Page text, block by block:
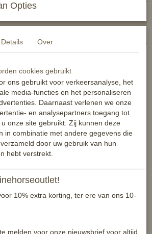
aan 1 zijde strass afwerking!
rood, paars, lichtblauw, grijs en zwart
voorkomt glijden
Opties
Details Over
cookies gebruikt
ons gebruikt voor verkeersanalyse, het
media-functies en het personaliseren
Daarnaast verlenen we onze
en analysepartners toegang tot
onze site gebruikt. Zij kunnen deze
in combinatie met andere gegevens die
door uw gebruik van hun
hebt verstrekt.
10% extra korting, ter ere van ons 10-
melden voor onze nieuwsbrief voor altijd